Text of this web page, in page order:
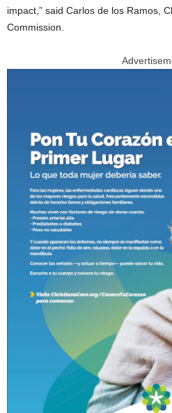
impact,” said Carlos de los Ramos,
Commission.